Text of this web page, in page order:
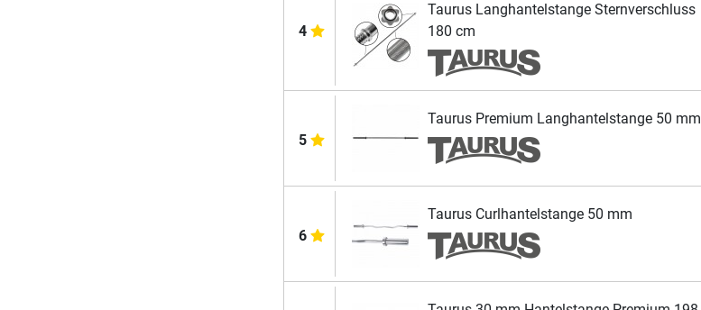
4
Taurus Langhantelstange Sternverschluss
180 cm
5
Taurus Premium Langhantelstange 50 mm
6
Taurus Curlhantelstange 50 mm